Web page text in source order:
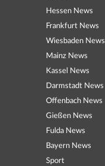
Hessen News
Frankfurt News
Wiesbaden News
Mainz News
Kassel News
Darmstadt News
Offenbach News
Gießen News
Fulda News
Bayern News
Sport